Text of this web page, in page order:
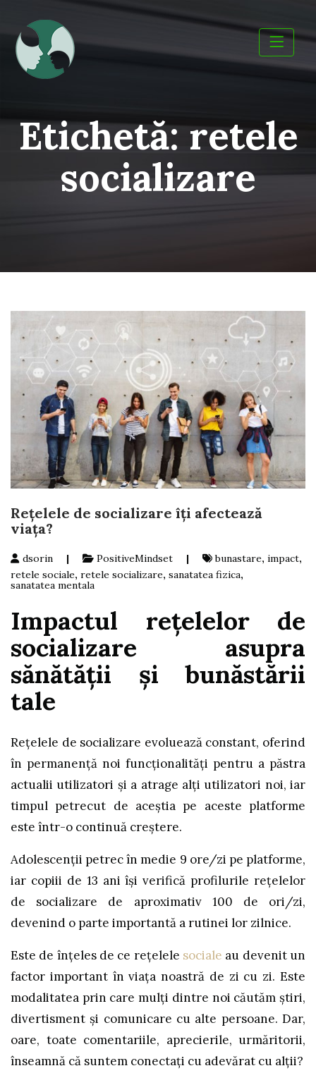
content
Etichetă:retele
socializare
Rețelele de socializare îți afectează
viața?
dsorin | PositiveMindset | bunastare, impact,
retele sociale, retele socializare, sanatatea fizica,
sanatatea mentala
Impactul rețelelor de
socializare asupra
sănătății și bunăstării
tale
Rețelele de socializare evoluează constant, oferind
în permanență noi funcționalități pentru a păstra
actualii utilizatori și a atrage alți utilizatori noi, iar
timpul petrecut de aceștia pe aceste platforme
este într-o continuă creștere.
Adolescenții petrec în medie 9 ore/zi pe platforme,
iar copiii de 13 ani își verifică profilurile rețelelor
de socializare de aproximativ 100 de ori/zi,
devenind o parte importantă a rutinei lor zilnice.
Este de înțeles de ce rețelele sociale au devenit un
factor important în viața noastră de zi cu zi. Este
modalitatea prin care mulți dintre noi căutăm știri,
divertisment și comunicare cu alte persoane. Dar,
oare, toate comentariile, aprecierile, urmăritorii,
înseamnă că suntem conectați cu adevărat cu alții?